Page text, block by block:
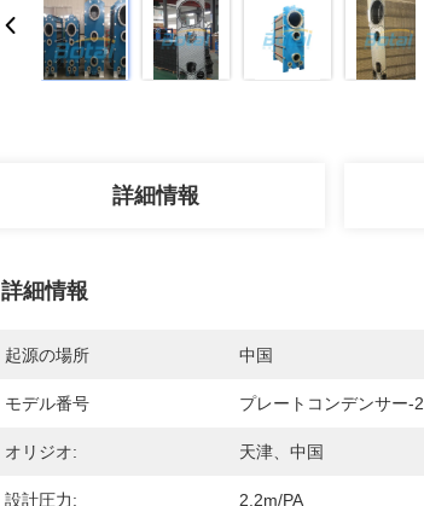
詳細情報
詳細情報
起源の場所 中国
モデル番号 プレートコンデンサー-2
オリジオ: 天津、中国
設計圧力: 2.2m/PA